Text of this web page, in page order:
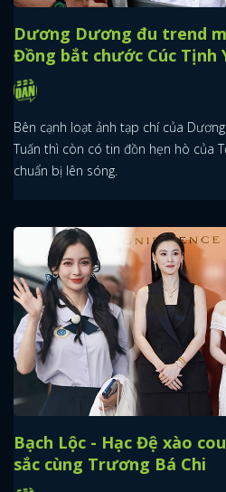
Dương Dương đu trend
Đồng bắt chước Cúc Tịnh
Bên cạnh loạt ảnh tạp chí của
Tuấn thì còn có tin đồn hẹn hò của
chuẩn bị lên sóng.
Bạch Lộc - Hạc Đệ xào
sắc cùng Trương Bá Chi